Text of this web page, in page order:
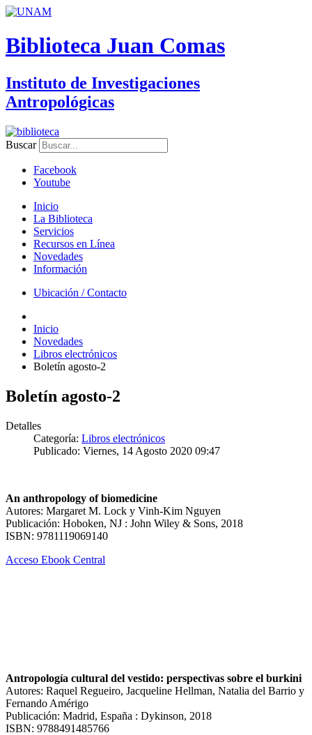
Biblioteca Juan Comas
Instituto de Investigaciones
Antropológicas
Buscar
Facebook
Youtube
Inicio
La Biblioteca
Servicios
Recursos en Línea
Novedades
Información
Ubicación / Contacto
Inicio
Novedades
Libros electrónicos
Boletín agosto-2
Boletín agosto-2
Detalles
Categoría: Libros electrónicos
Publicado: Viernes, 14 Agosto 2020 09:47
An anthropology of biomedicine
Autores: Margaret M. Lock y Vinh-Kim Nguyen
Publicación: Hoboken, NJ : John Wiley & Sons, 2018
ISBN: 9781119069140
Acceso Ebook Central
Antropología cultural del vestido: perspectivas sobre el burkini
Autores: Raquel Regueiro, Jacqueline Hellman, Natalia del Barrio y
Fernando Amérigo
Publicación: Madrid, España : Dykinson, 2018
ISBN: 9788491485766